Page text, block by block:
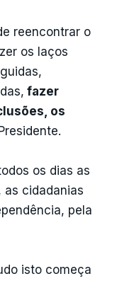
reencontrar o
os laços
fazer
os
os dias as
as cidadanias
pela
isto começa